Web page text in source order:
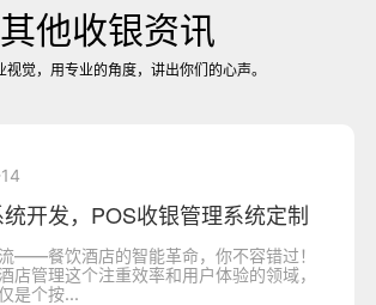
其他收银资讯
视觉，用专业的角度，讲出你们的心声。
开发，POS收银管理系统定制
——餐饮酒店的智能革命，你不容错过！
店管理这个注重效率和用户体验的领域，
是个按...